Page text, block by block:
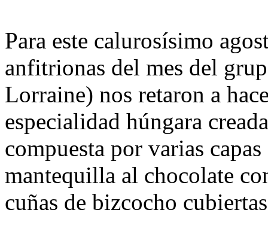
Para este calurosísimo
anfitrionas del mes del
Lorraine) nos retaron a
especialidad húngara
compuesta por varias
mantequilla al chocolate
cuñas de bizcocho